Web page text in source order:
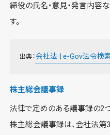
締役の氏名・意見・発言内容
す。
出典： 会社法 | e-Gov法令検
株主総会議事録
法律で定めのある議事録の2
株主総会議事録は、会社法第